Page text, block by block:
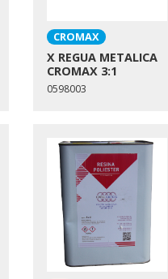
CROMAX
X REGUA METALICA
CROMAX 3:1
0598003